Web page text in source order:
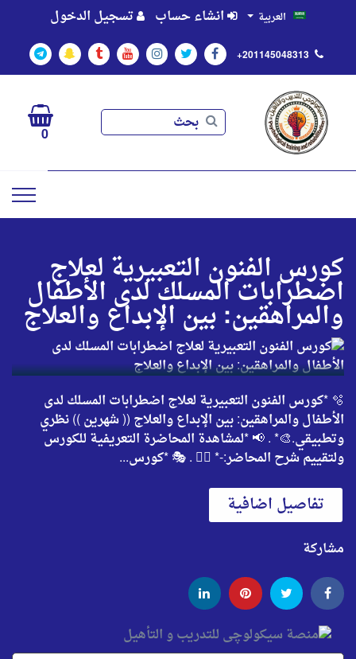
العربية انشاء حساب تسجيل الدخول
+201145048313
بحث 0
كورس الفنون التعبيرية لعلاج
اضطرابات المسلك لدى الأطفال
والمراهقين: بين الإبداع والعلاج
🫧 *كورس الفنون التعبيرية لعلاج اضطرابات المسلك لدى
الأطفال والمراهقين: بين الإبداع والعلاج (( شهرين )) نظري
وتطبيقي.🎨* . 📢 *لمشاهدة المحاضرة التعريفية للكورس
ولتقييم شرح المحاضر:-* 👇🏻 . 🎭 *كورس...
تفاصيل اضافية
مشاركة